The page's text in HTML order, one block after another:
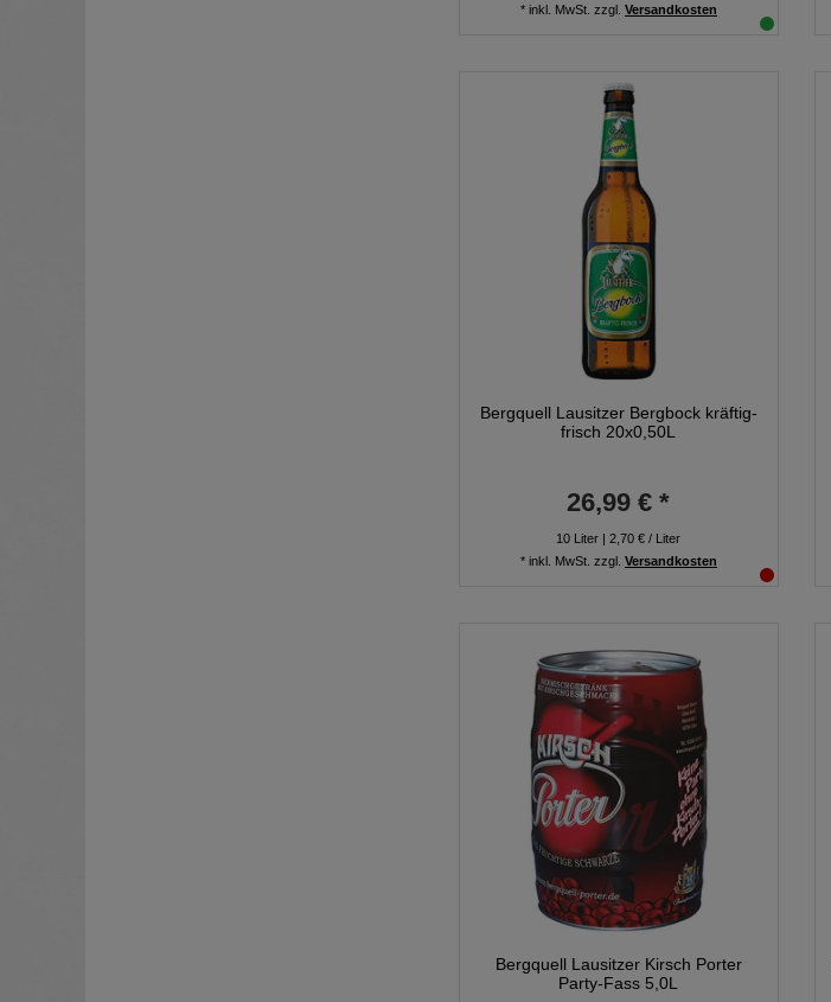
* inkl. MwSt. zzgl. Versandkosten
Bergquell Lausitzer Bergbock kräftig-
frisch 20x0,50L
26,99 € *
10 Liter | 2,70 € / Liter
* inkl. MwSt. zzgl. Versandkosten
Bergquell Lausitzer Kirsch Porter
Party-Fass 5,0L